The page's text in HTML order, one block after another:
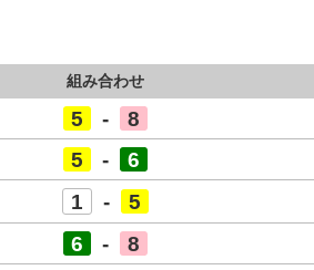
組み合わせ
5 - 8
5 - 6
1 - 5
6 - 8